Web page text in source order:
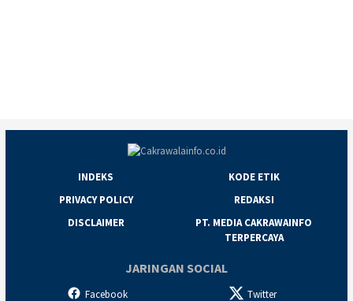
INDEKS
KODE ETIK
PRIVACY POLICY
REDAKSI
DISCLAIMER
PT. MEDIA CAKRAWAINFO
TERPERCAYA
JARINGAN SOCIAL
Facebook Twitter